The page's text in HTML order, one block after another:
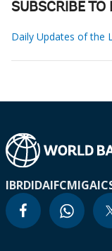
SUBSCRIBE TO
Daily Updates of the
IBRDIDAIFCMIGA